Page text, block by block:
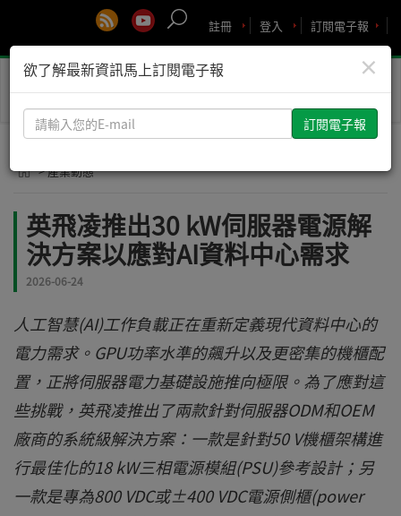
訂閱電子報
登入
註冊
Toggle
> 產業動態
英飛凌推出30 kW伺服器電源解
決方案以應對AI資料中心需求
2026-06-24
人工智慧(AI)工作負載正在重新定義現代資料中心的
電力需求。GPU功率水準的飆升以及更密集的機櫃配
置，正將伺服器電力基礎設施推向極限。為了應對這
些挑戰，英飛凌推出了兩款針對伺服器ODM和OEM
廠商的系統級解決方案：一款是針對50 V機櫃架構進
行最佳化的18 kW三相電源模組(PSU)參考設計；另
一款是專為800 VDC或±400 VDC電源側櫃(power
×
欲了解最新資訊馬上訂閱電子報
請
輸
您
E-
mail